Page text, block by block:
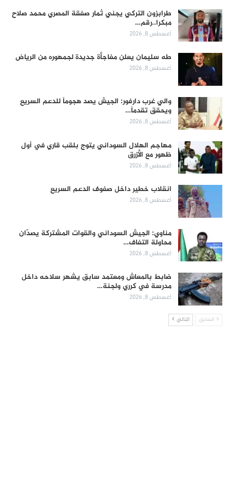
طرابزون التركي يجني ثمار صفقة المصري محمد صلاح
مبكرا..رقم…
أغسطس 8, 2026
طه سليمان يعلن مفاجأة جديدة لجمهوره من الرياض
أغسطس 8, 2026
والي غرب دارفور: الجيش يصد هجوماً للدعم السريع
ويحقق تقدماً…
أغسطس 8, 2026
مهاجم الهلال السوداني يتوج بلقب قاري في أول
ظهور مع الأزرق
أغسطس 8, 2026
انقلاب خطير داخل صفوف الدعم السريع
أغسطس 8, 2026
مناوي: الجيش السوداني والقوات المشتركة يصدّان
محاولة التفاف…
أغسطس 8, 2026
ضابط بالمعاش ومعتمد سابق يشهر سلاحه داخل
مدرسة في كرري ولجنة…
أغسطس 8, 2026
السابق التالي